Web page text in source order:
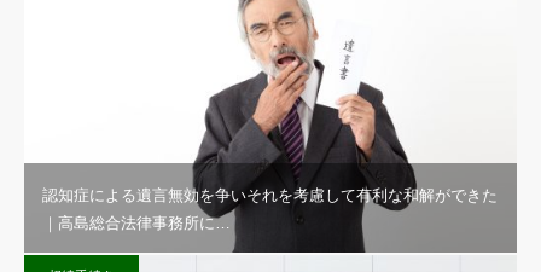
認知症による遺言無効を争いそれを考慮して有利な和解ができた
｜高島総合法律事務所に…